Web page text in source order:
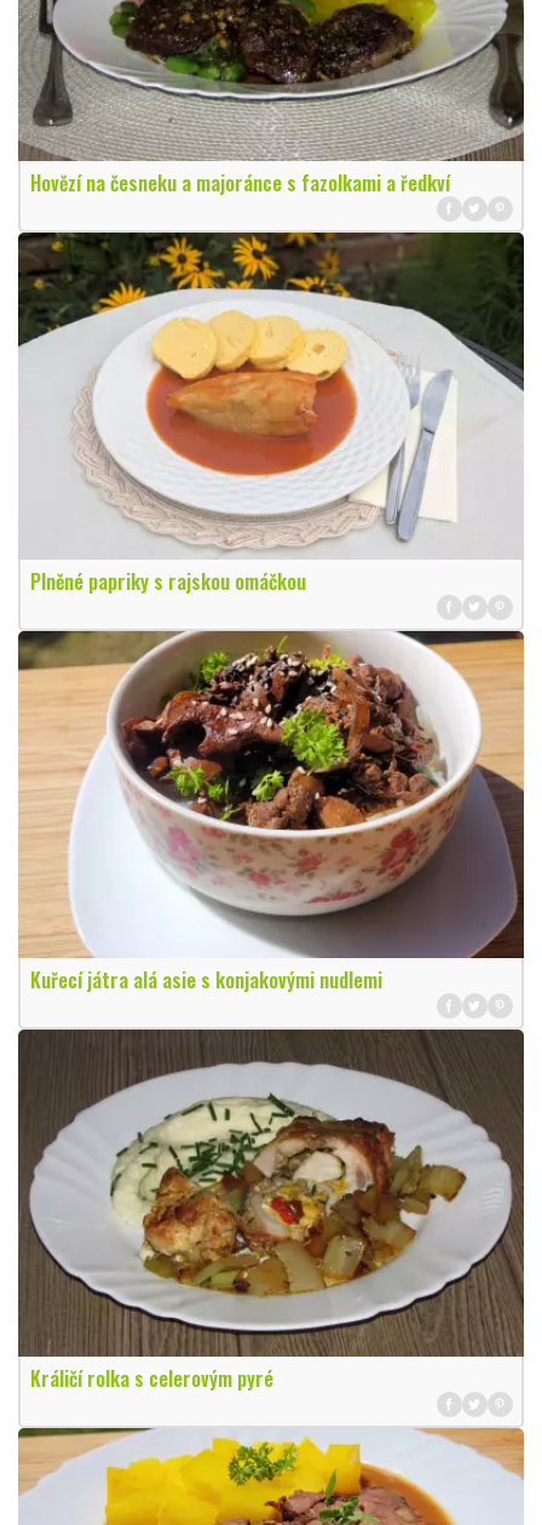
Hovězí na česneku a majoránce s fazolkami a ředkví
Plněné papriky s rajskou omáčkou
Kuřecí játra alá asie s konjakovými nudlemi
Králičí rolka s celerovým pyré